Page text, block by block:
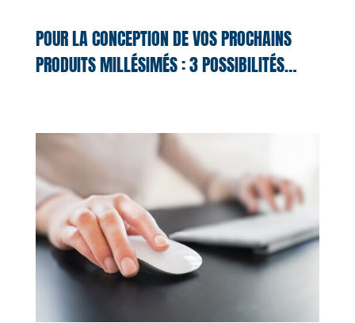
POUR LA CONCEPTION DE VOS PROCHAINS
PRODUITS MILLÉSIMÉS : 3 POSSIBILITÉS…